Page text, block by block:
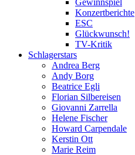
Gewinnspiel
Konzertberichte
ESC
Glückwunsch!
TV-Kritik
Schlagerstars
Andrea Berg
Andy Borg
Beatrice Egli
Florian Silbereisen
Giovanni Zarrella
Helene Fischer
Howard Carpendale
Kerstin Ott
Marie Reim